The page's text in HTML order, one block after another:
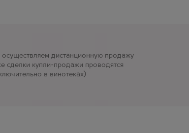
осуществляем дистанционную продажу
сделки купли-продажи проводятся
в винотеках)